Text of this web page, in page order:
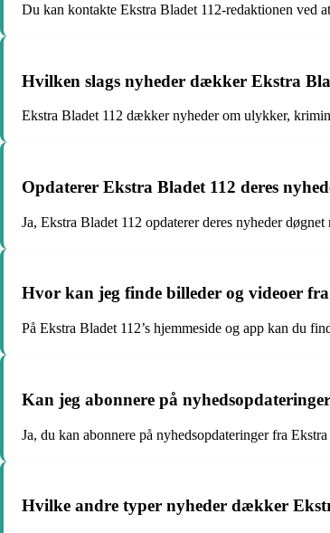
Du kan kontakte Ekstra Bladet 112-redaktionen ved
Hvilken slags nyheder dækker Ekstra
Ekstra Bladet 112 dækker nyheder om ulykker,
Opdaterer Ekstra Bladet 112 deres
Ja, Ekstra Bladet 112 opdaterer deres nyheder
Hvor kan jeg finde billeder og videoer
På Ekstra Bladet 112’s hjemmeside og app kan du
Kan jeg abonnere på
Ja, du kan abonnere på nyhedsopdateringer fra
Hvilke andre typer nyheder dækker